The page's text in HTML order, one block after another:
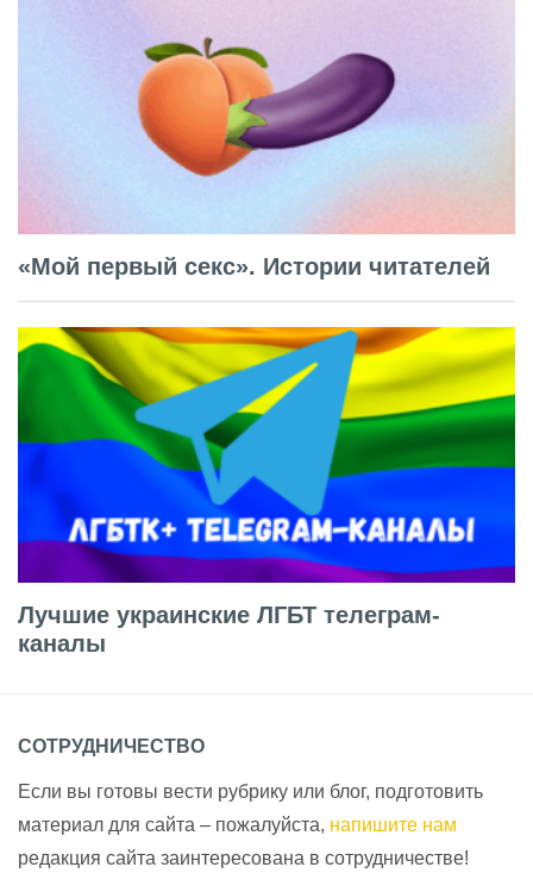
«Мой первый секс». Истории читателей
Лучшие украинские ЛГБТ телеграм-
каналы
СОТРУДНИЧЕСТВО
Если вы готовы вести рубрику или блог, подготовить
материал для сайта – пожалуйста, напишите нам
редакция сайта заинтересована в сотрудничестве!